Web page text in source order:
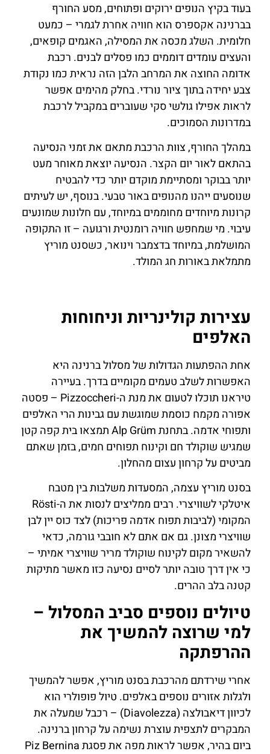
בעוד בקיץ הנופים ירוקים ופתוחים, מסע החורף
בברנינה אקספרס הוא חוויה אחרת לגמרי – כמעט
חלומית. השלג מכסה את המסילה, האגמים קופאים,
והעצים עומדים דוממים כמו פסלים לבנים. רכבת
אדומה החוצה את המרחב הלבן הזה נראית כמו נקודת
צבע יחידה בתוך ציור נורדי. בחלק מהימים אפשר
לראות אפילו גולשי סקי שעוברים במקביל לרכבת
במדרונות הסמוכים.
במהלך החורף, צוות הרכבת מתאם את זמני הנסיעה
בהתאם לאור יום הקצר. הנסיעה יוצאת מאוחר מעט
יותר בבוקר ומסתיימת מוקדם יותר כדי להבטיח
שנוסעים ייהנו מהנופים באור טבעי. בנוסף, יש לעיתים
קרונות מיוחדים מחוממים במיוחד, עם חלונות שמונעים
עיבוי. מי שמחפש חוויה רומנטית ורגועה – זו התקופה
המושלמת, במיוחד בדצמבר וינואר, כשסנט מוריץ
מתמלאת באורות חג המולד.
עצירות קולינריות וניחוחות
האלפים
אחת ההפתעות הגדולות של מסלול ברנינה היא
האפשרות לשלב טעמים מקומיים בדרך. בעיירה
טיראנו תוכלו לטעום את מנת ה-Pizzoccheri – פסטה
אפורה מקמח כוסמת שמוגשת עם גבינות הרי האלפים
ותפוחי אדמה. בתחנת Alp Grüm תמצאו בית קפה קטן
שמגיש שוקולד חם וקינוח תפוחים חמים, בזמן שאתם
מביטים על קרחון עצום מהחלון.
בסנט מוריץ עצמה, המסעדות משלבות בין מטבח
איטלקי לשוויצרי. רבים ממליצים לנסות את ה-Rösti
המקומי (לביבות תפוח אדמה פריכות) לצד כוס יין לבן
שוויצרי מצונן. גם אם אתם לא חובבי גורמה, כדאי
להשאיר מקום לקינוח שוקולד מריר שוויצרי אמיתי –
כי אין דרך טובה יותר לסיים נסיעה כזו מאשר מתיקות
קטנה בלב ההרים.
טיולים נוספים סביב המסלול –
למי שרוצה להמשיך את
ההרפתקה
אחרי שירדתם מהרכבת בסנט מוריץ, אפשר להמשיך
ולגלות אזורים נוספים באלפים. טיול פופולרי הוא
לכיוון דיאבולצה (Diavolezza) – רכבל שמעלה את
המבקרים לתצפית עוצרת נשימה על קרחון ברנינה.
ביום בהיר, אפשר לראות מפה את פסגת Piz Bernina